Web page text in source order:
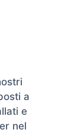
a
e
nel